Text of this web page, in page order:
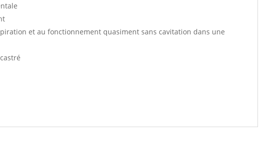
et au fonctionnement quasiment sans cavitation dans une